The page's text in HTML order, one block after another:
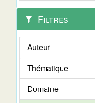
Filtres
Auteur
Thématique
Domaine